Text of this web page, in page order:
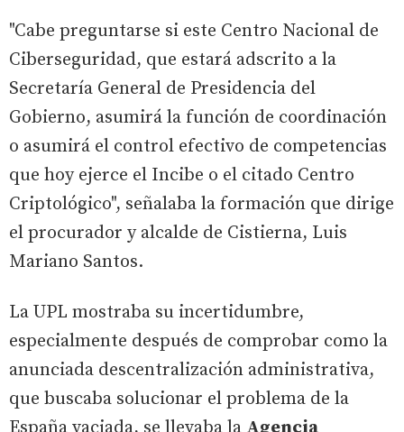
"Cabe preguntarse si este Centro Nacional de
Ciberseguridad, que estará adscrito a la
Secretaría General de Presidencia del
Gobierno, asumirá la función de coordinación
o asumirá el control efectivo de competencias
que hoy ejerce el Incibe o el citado Centro
Criptológico", señalaba la formación que dirige
el procurador y alcalde de Cistierna, Luis
Mariano Santos.
La UPL mostraba su incertidumbre,
especialmente después de comprobar como la
anunciada descentralización administrativa,
que buscaba solucionar el problema de la